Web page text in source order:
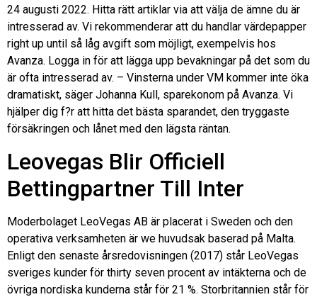
24 augusti 2022. Hitta rätt artiklar via att välja de ämne du är
intresserad av. Vi rekommenderar att du handlar värdepapper
right up until så låg avgift som möjligt, exempelvis hos
Avanza. Logga in för att lägga upp bevakningar på det som du
är ofta intresserad av. – Vinsterna under VM kommer inte öka
dramatiskt, säger Johanna Kull, sparekonom på Avanza. Vi
hjälper dig f?r att hitta det bästa sparandet, den tryggaste
försäkringen och lånet med den lägsta räntan.
Leovegas Blir Officiell
Bettingpartner Till Inter
Moderbolaget LeoVegas AB är placerat i Sweden och den
operativa verksamheten är we huvudsak baserad på Malta.
Enligt den senaste årsredovisningen (2017) står LeoVegas
sveriges kunder för thirty seven procent av intäkterna och de
övriga nordiska kunderna står för 21 %. Storbritannien står för